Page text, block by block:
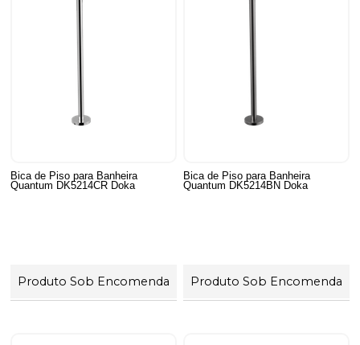
Bica de Piso para Banheira
Quantum DK5214CR Doka
Produto Sob Encomenda
Bica de Piso para Banheira
Quantum DK5214BN Doka
Produto Sob Encomenda